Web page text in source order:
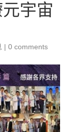
宇宙
| 0 comments